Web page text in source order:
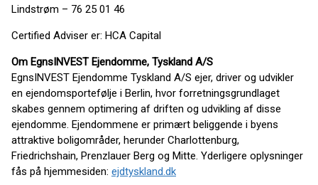
Lindstrøm – 76 25 01 46
Certified Adviser er: HCA Capital
Om EgnsINVEST Ejendomme, Tyskland A/S
EgnsINVEST Ejendomme Tyskland A/S ejer, driver og udvikler
en ejendomsportefølje i Berlin, hvor forretningsgrundlaget
skabes gennem optimering af driften og udvikling af disse
ejendomme. Ejendommene er primært beliggende i byens
attraktive boligområder, herunder Charlottenburg,
Friedrichshain, Prenzlauer Berg og Mitte. Yderligere oplysninger
fås på hjemmesiden: ejdtyskland.dk